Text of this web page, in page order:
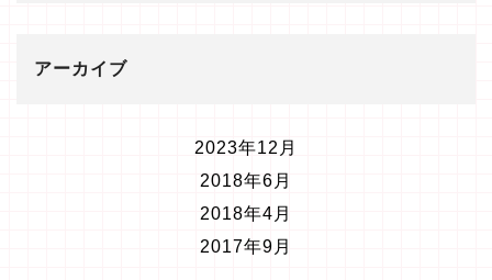
アーカイブ
2023年12月
2018年6月
2018年4月
2017年9月